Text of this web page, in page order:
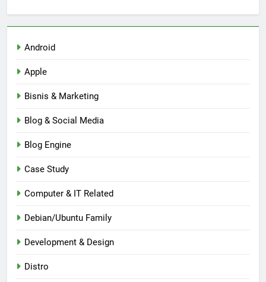
Android
Apple
Bisnis & Marketing
Blog & Social Media
Blog Engine
Case Study
Computer & IT Related
Debian/Ubuntu Family
Development & Design
Distro